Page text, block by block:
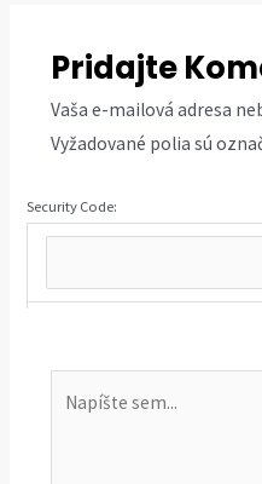
Pridajte
Vaša e-mailová adresa
Vyžadované polia sú
Security Code:
sem...